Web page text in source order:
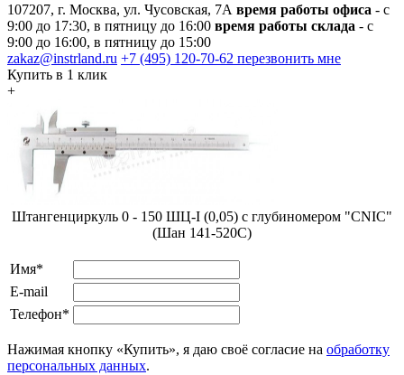
107207, г. Москва, ул. Чусовская, 7А время работы офиса - с
9:00 до 17:30, в пятницу до 16:00 время работы склада - с
9:00 до 16:00, в пятницу до 15:00
zakaz@instrland.ru +7 (495) 120-70-62 перезвонить мне
Купить в 1 клик
+
Штангенциркуль 0 - 150 ШЦ-I (0,05) с глубиномером "CNIC"
(Шан 141-520C)
Имя*
E-mail
Телефон*
Нажимая кнопку «Купить», я даю своё согласие на обработку
персональных данных.